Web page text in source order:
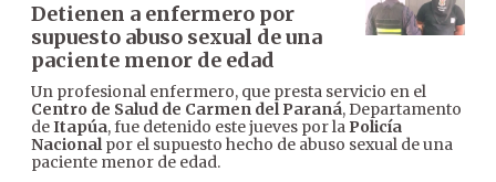
Detienen a enfermero por
supuesto abuso sexual de una
paciente menor de edad
Un profesional enfermero, que presta servicio en el
Centro de Salud de Carmen del Paraná, Departamento
deItapúa, fue detenido este jueves por la Policía
Nacionalpor el supuesto hecho de abuso sexual de una
paciente menor de edad.